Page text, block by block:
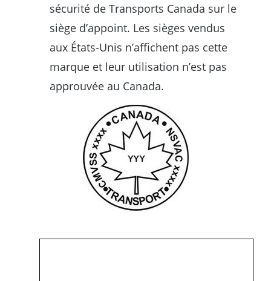
sécurité de Transports Canada sur le
siège d’appoint. Les sièges vendus
aux États-Unis n’affichent pas cette
marque et leur utilisation n’est pas
approuvée au Canada.